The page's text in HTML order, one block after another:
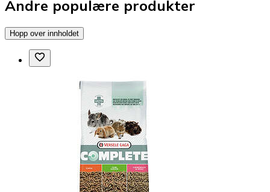
Andre populære produkter
Hopp over innholdet